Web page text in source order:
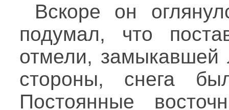
Вскоре он
подумал, что
отмели, замыкавшей
стороны, снега
Постоянные